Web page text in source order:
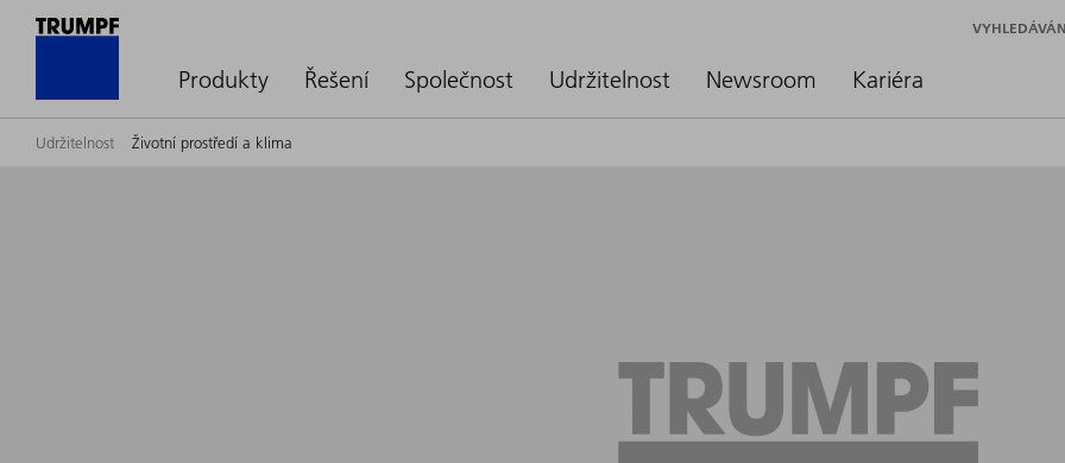
Produkty Řešení Společnost Udržitelnost Newsroom Kariéra
Udržitelnost Životní prostředí a klima